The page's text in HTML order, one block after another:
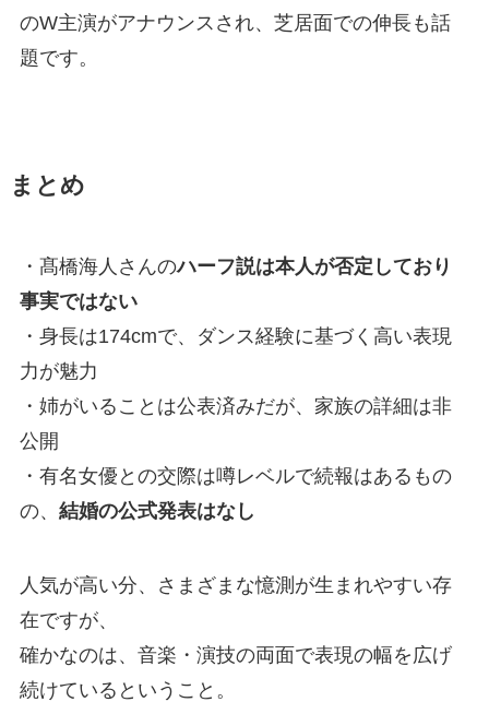
のW主演がアナウンスされ、芝居面での伸長も話
題です。
まとめ
・髙橋海人さんのハーフ説は本人が否定しており
事実ではない
・身長は174cmで、ダンス経験に基づく高い表現
力が魅力
・姉がいることは公表済みだが、家族の詳細は非
公開
・有名女優との交際は噂レベルで続報はあるもの
の、 結婚の公式発表はなし
人気が高い分、さまざまな憶測が生まれやすい存
在ですが、
確かなのは、音楽・演技の両面で表現の幅を広げ
続けているということ。